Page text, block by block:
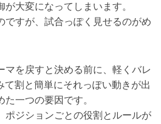
大変になってしまいます。
ですが、試合っぽく見せるのがめ
を戻すと決める前に、軽くバレ
て割と簡単にそれっぽい動きが出
一つの要因です。
ポジションごとの役割とルールが